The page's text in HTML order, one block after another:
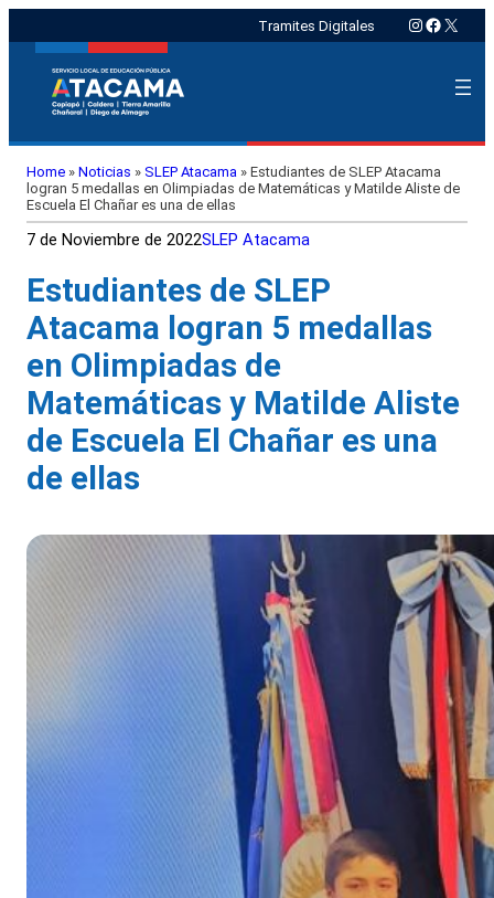
Tramites Digitales Instagram
X
Home » Noticias » SLEP Atacama » Estudiantes de SLEP Atacama
logran 5 medallas en Olimpiadas de Matemáticas y Matilde Aliste de
Escuela El Chañar es una de ellas
7 de Noviembre de 2022SLEP Atacama
Estudiantes de SLEP
Atacama logran 5 medallas
en Olimpiadas de
Matemáticas y Matilde Aliste
de Escuela El Chañar es una
de ellas